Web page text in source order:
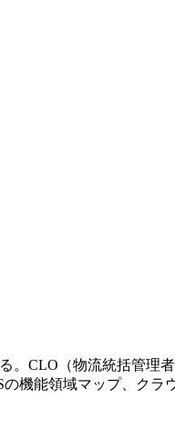
。CLO（物流統括管理
機能領域マップ、クラ